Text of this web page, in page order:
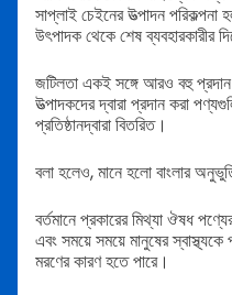
সাপ্লাই চেইনের উত্পাদন
উৎপাদক থেকে শেষ ব্যবহারকারীর
জটিলতা একই সঙ্গে আরও বহু প্রদান
উত্পাদকদের দ্বারা প্রদান করা
প্রতিষ্ঠানদ্বারা বিতরিত।
বলা হলেও, মানে হলো বাংলার
বর্তমানে প্রকারের মিথ্যা ঔষধ
এবং সময়ে সময়ে মানুষের
মরণের কারণ হতে পারে।